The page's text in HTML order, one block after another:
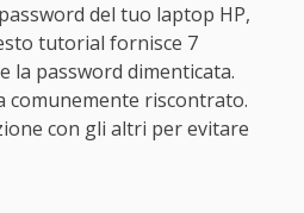
del tuo laptop HP,
tutorial fornisce 7
la password dimenticata.
comunemente riscontrato.
con gli altri per evitare